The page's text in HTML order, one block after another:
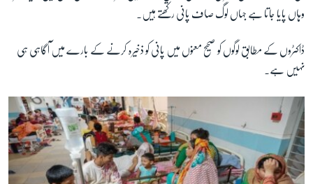
وہاں پايا جاتا ہے جہاں لوگ صاف پانی رکھتے ہيں۔
ڈاکٹروں کے مطابق لوگوں کو صحيح معنوں ميں پانی کو ذخيرہ کرنے کے بارے ميں آگاہی ہی
نہیں ہے۔